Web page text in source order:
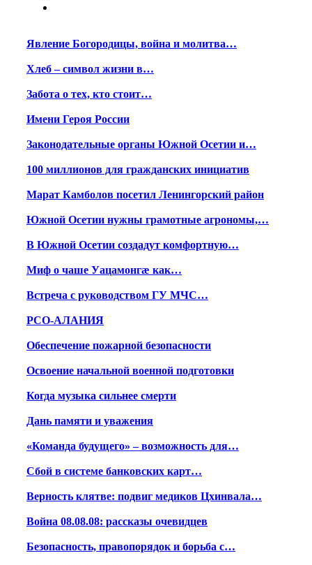
Явление Богородицы, война и молитва…
Хлеб – символ жизни в…
Забота о тех, кто стоит…
Имени Героя России
Законодательные органы Южной Осетии и…
100 миллионов для гражданских инициатив
Марат Камболов посетил Ленингорский район
Южной Осетии нужны грамотные агрономы,…
В Южной Осетии создадут комфортную…
Миф о чаше Уацамонгæ как…
Встреча с руководством ГУ МЧС…
РСО-АЛАНИЯ
Обеспечение пожарной безопасности
Освоение начальной военной подготовки
Когда музыка сильнее смерти
Дань памяти и уважения
«Команда будущего» – возможность для…
Сбой в системе банковских карт…
Верность клятве: подвиг медиков Цхинвала…
Война 08.08.08: рассказы очевидцев
Безопасность, правопорядок и борьба с…